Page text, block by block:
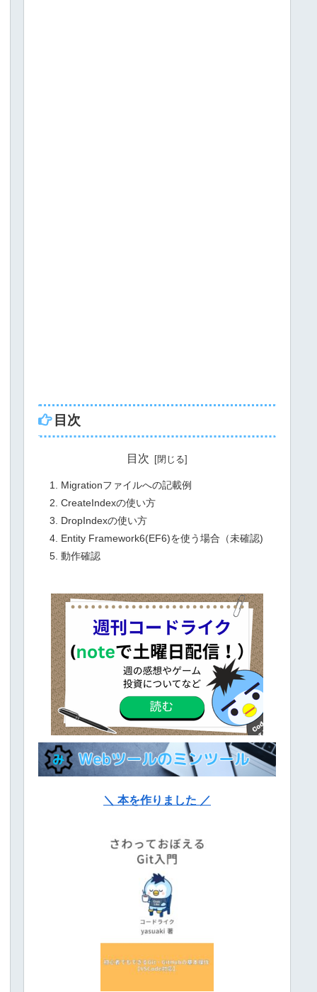
"board_id");
目次
目次
Migrationファイルへの記載例
CreateIndexの使い方
DropIndexの使い方
Entity Framework6(EF6)を使う場合（未確認)
動作確認
＼ 本を作りました ／